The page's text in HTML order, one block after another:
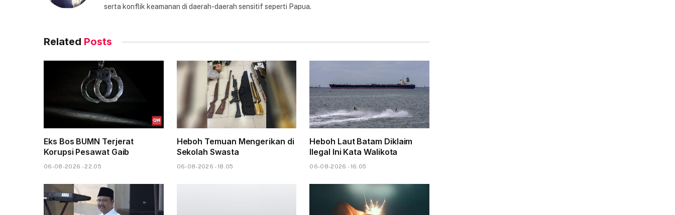
serta konflik keamanan di daerah-daerah sensitif seperti Papua.
Related Posts
Eks Bos BUMN Terjerat
Korupsi Pesawat Gaib
06-08-2026 - 22.05
Heboh Temuan Mengerikan di
Sekolah Swasta
06-08-2026 - 18.05
Heboh Laut Batam Diklaim
Ilegal Ini Kata Walikota
06-08-2026 - 16.05